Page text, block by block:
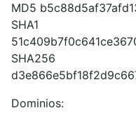
MD5
SHA1
SHA256
Dominios: